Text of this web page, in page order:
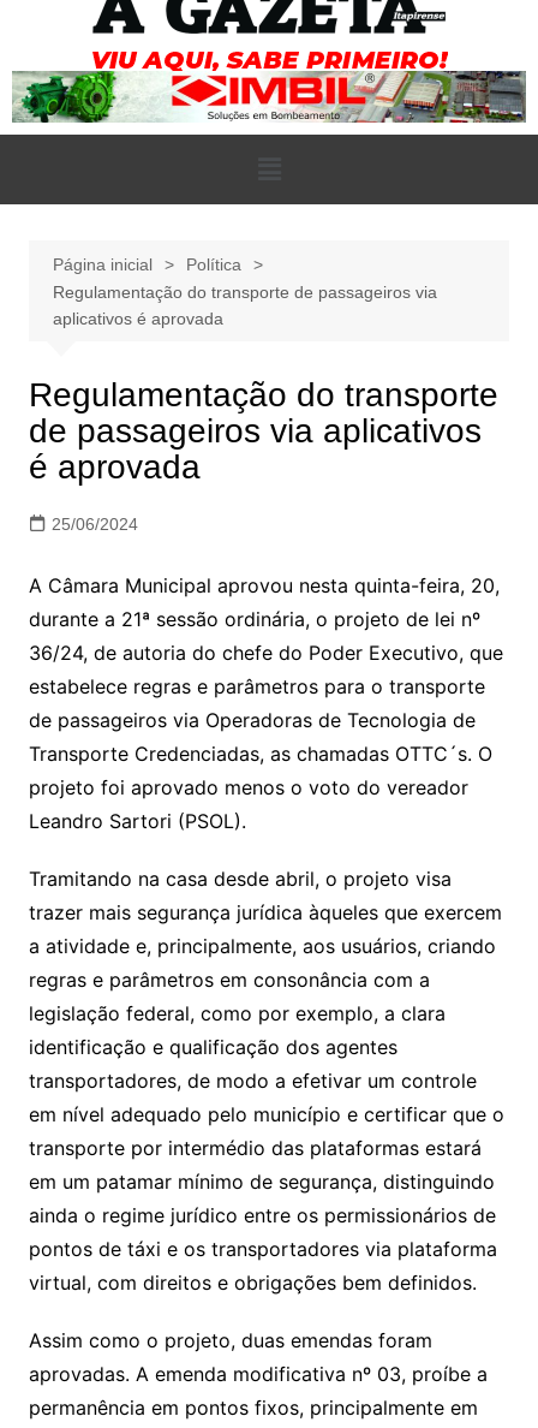
Página inicial
Política
Regulamentação do transporte de passageiros via
aplicativos é aprovada
Regulamentação do transporte
de passageiros via aplicativos
é aprovada
25/06/2024
A Câmara Municipal aprovou nesta quinta-feira, 20,
durante a 21ª sessão ordinária, o projeto de lei nº
36/24, de autoria do chefe do Poder Executivo, que
estabelece regras e parâmetros para o transporte
de passageiros via Operadoras de Tecnologia de
Transporte Credenciadas, as chamadas OTTC´s. O
projeto foi aprovado menos o voto do vereador
Leandro Sartori (PSOL).
Tramitando na casa desde abril, o projeto visa
trazer mais segurança jurídica àqueles que exercem
a atividade e, principalmente, aos usuários, criando
regras e parâmetros em consonância com a
legislação federal, como por exemplo, a clara
identificação e qualificação dos agentes
transportadores, de modo a efetivar um controle
em nível adequado pelo município e certificar que o
transporte por intermédio das plataformas estará
em um patamar mínimo de segurança, distinguindo
ainda o regime jurídico entre os permissionários de
pontos de táxi e os transportadores via plataforma
virtual, com direitos e obrigações bem definidos.
Assim como o projeto, duas emendas foram
aprovadas. A emenda modificativa nº 03, proíbe a
permanência em pontos fixos, principalmente em